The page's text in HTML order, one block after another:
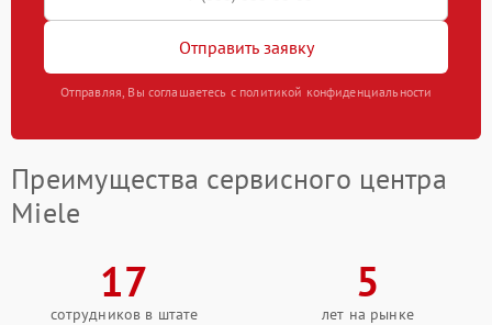
Отправить заявку
Отправляя, Вы соглашаетесь с политикой конфиденциальности
Преимущества сервисного центра
Miele
17
сотрудников в штате
5
лет на рынке